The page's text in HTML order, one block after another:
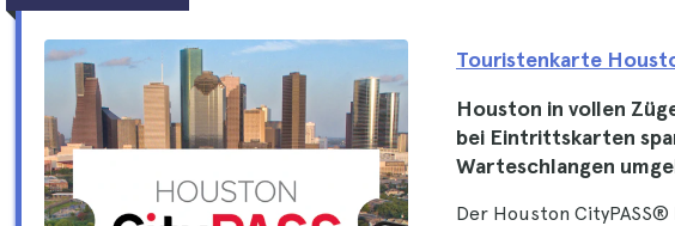
Touristenkarte
Houston in vollen
bei Eintrittskarten
Warteschlangen
Der Houston